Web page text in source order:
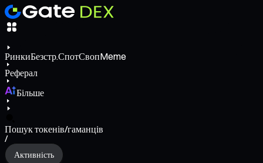
РинкиБезстр.СпотСвопMeme
Реферал
Більше
Пошук токенів/гаманців
/
Активність